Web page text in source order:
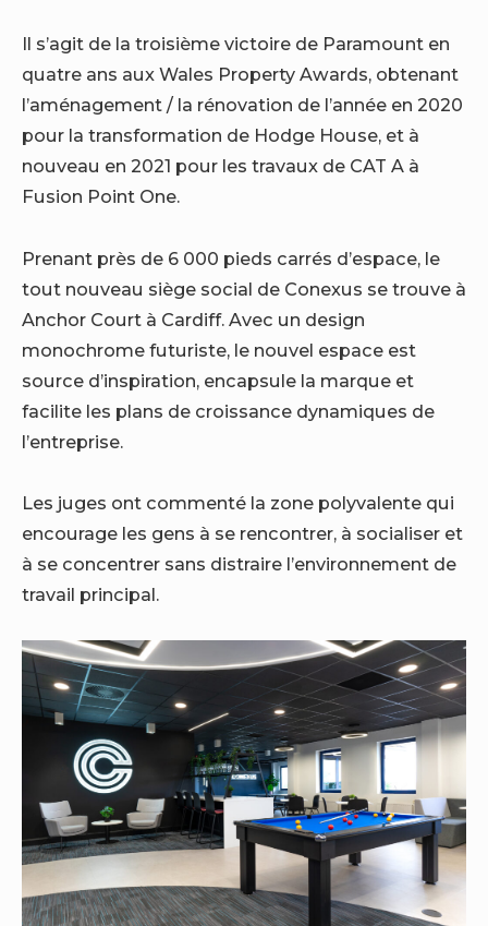
Il s’agit de la troisième victoire de Paramount en
quatre ans aux Wales Property Awards, obtenant
l’aménagement / la rénovation de l’année en 2020
pour la transformation de Hodge House, et à
nouveau en 2021 pour les travaux de CAT A à
Fusion Point One.
Prenant près de 6 000 pieds carrés d’espace, le
tout nouveau siège social de Conexus se trouve à
Anchor Court à Cardiff. Avec un design
monochrome futuriste, le nouvel espace est
source d’inspiration, encapsule la marque et
facilite les plans de croissance dynamiques de
l’entreprise.
Les juges ont commenté la zone polyvalente qui
encourage les gens à se rencontrer, à socialiser et
à se concentrer sans distraire l’environnement de
travail principal.